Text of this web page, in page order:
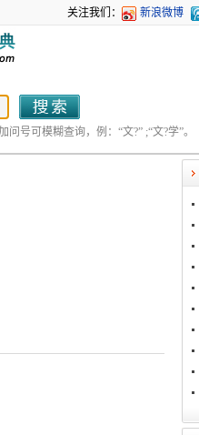
关注我们： 新浪微博
号可模糊查询，例：“文?” ;“文?学”。